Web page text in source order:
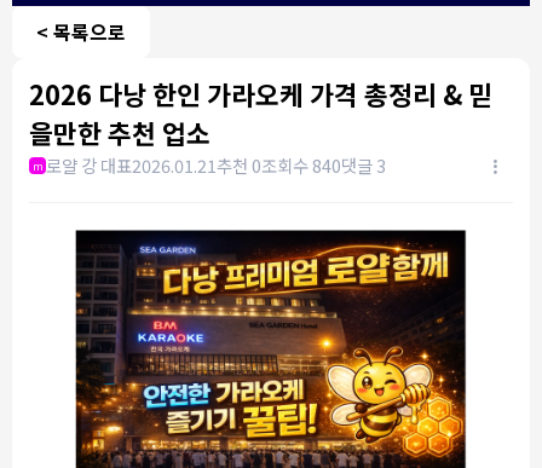
< 목록으로
2026 다낭 한인 가라오케 가격 총정리 & 믿
을만한 추천 업소
m 로얄 강 대표2026.01.21추천 0조회수 840댓글 3